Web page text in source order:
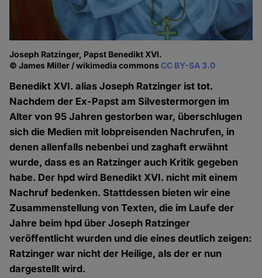
Joseph Ratzinger, Papst Benedikt XVI.
© James Miller / wikimedia commonsCC BY-SA 3.0
Benedikt XVI. alias Joseph Ratzinger ist tot.
Nachdem der Ex-Papst am Silvestermorgen im
Alter von 95 Jahren gestorben war, überschlugen
sich die Medien mit lobpreisenden Nachrufen, in
denen allenfalls nebenbei und zaghaft erwähnt
wurde, dass es an Ratzinger auch Kritik gegeben
habe. Der hpd wird Benedikt XVI. nicht mit einem
Nachruf bedenken. Stattdessen bieten wir eine
Zusammenstellung von Texten, die im Laufe der
Jahre beim hpd über Joseph Ratzinger
veröffentlicht wurden und die eines deutlich zeigen:
Ratzinger war nicht der Heilige, als der er nun
dargestellt wird.